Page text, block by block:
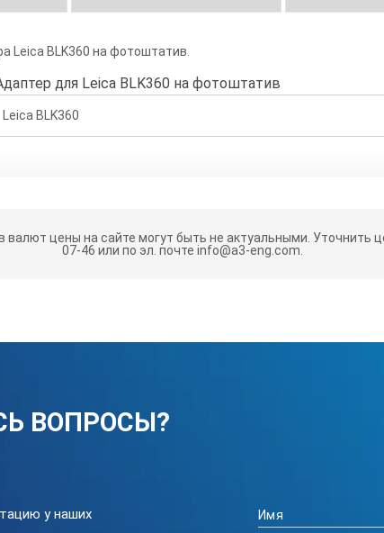
Leica BLK360 на фотоштатив.
для Leica BLK360 на фотоштатив
Leica BLK360
валют цены на сайте могут быть не актуальными. Уточнить
07-46 или по эл. почте info@a3-eng.com.
ВОПРОСЫ?
у наших